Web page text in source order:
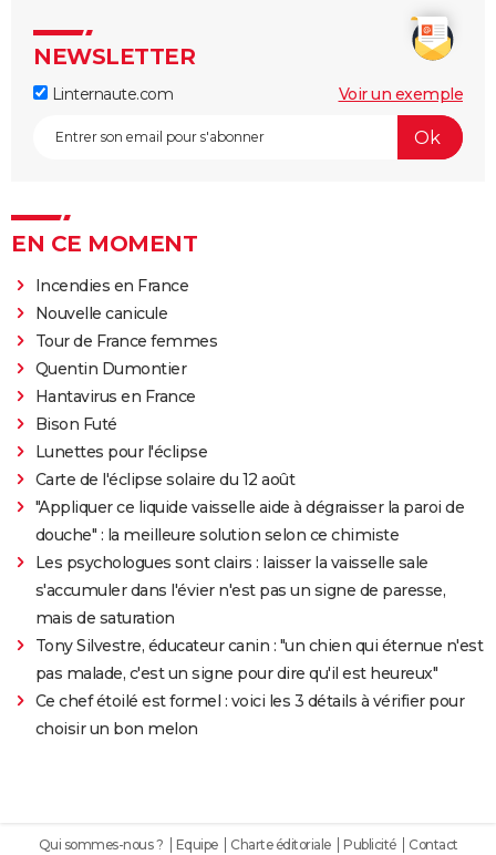
NEWSLETTER
Linternaute.com Voir un exemple
EN CE MOMENT
Incendies en France
Nouvelle canicule
Tour de France femmes
Quentin Dumontier
Hantavirus en France
Bison Futé
Lunettes pour l'éclipse
Carte de l'éclipse solaire du 12 août
"Appliquer ce liquide vaisselle aide à dégraisser la paroi de
douche" : la meilleure solution selon ce chimiste
Les psychologues sont clairs : laisser la vaisselle sale
s'accumuler dans l'évier n'est pas un signe de paresse,
mais de saturation
Tony Silvestre, éducateur canin : "un chien qui éternue n'est
pas malade, c'est un signe pour dire qu'il est heureux"
Ce chef étoilé est formel : voici les 3 détails à vérifier pour
choisir un bon melon
Qui sommes-nous ? Equipe Charte éditoriale Publicité Contact